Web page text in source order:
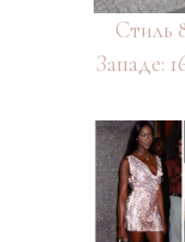
Стиль
Западе: